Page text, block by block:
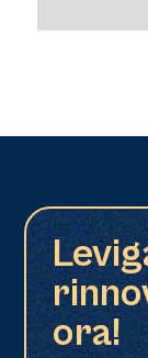
ora!